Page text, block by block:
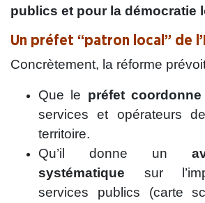
publics et pour la démocratie
Un préfet “patron local” de
Concrètement, la réforme
Que le préfet coordonne
services et opérateurs
territoire.
Qu’il donne un
systématique sur
services publics (carte